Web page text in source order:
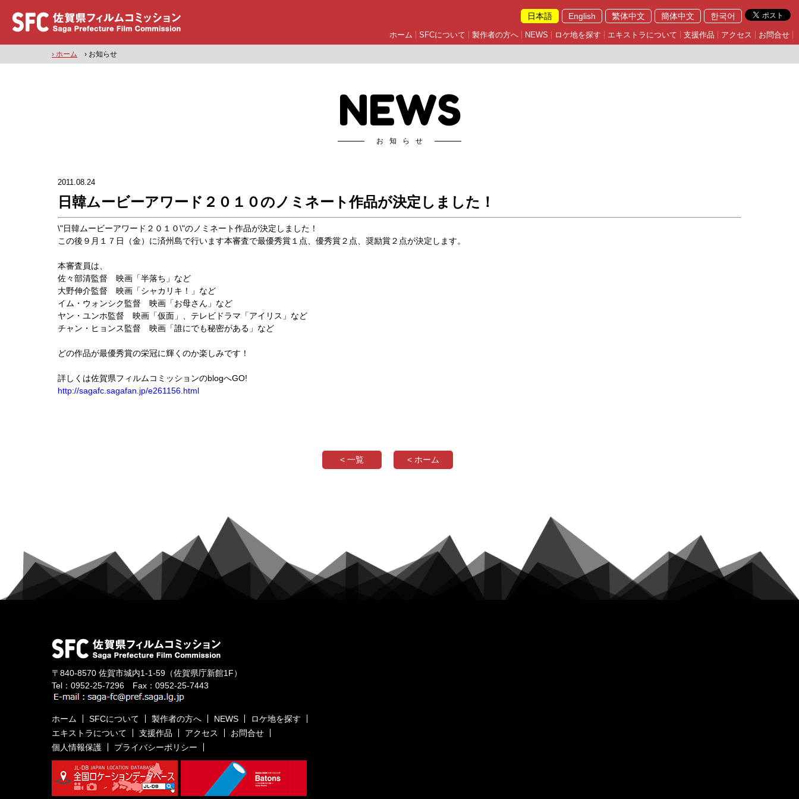
日本語 English 繁体中文 簡体中文 한국어
ホーム SFCについて 製作者の方へ NEWS ロケ地を探す エキストラについて 支援作品 アクセス お問合せ
› ホーム › お知らせ
NEWS
お知らせ
2011.08.24
日韓ムービーアワード２０１０のノミネート作品が決定しました！
\"日韓ムービーアワード２０１０\"のノミネート作品が決定しました！
この後９月１７日（金）に済州島で行います本審査で最優秀賞１点、優秀賞２点、奨励賞２点が決定します。
本審査員は、
佐々部清監督 映画「半落ち」など
大野伸介監督 映画「シャカリキ！」など
イム・ウォンシク監督 映画「お母さん」など
ヤン・ユンホ監督 映画「仮面」、テレビドラマ「アイリス」など
チャン・ヒョンス監督 映画「誰にでも秘密がある」など
どの作品が最優秀賞の栄冠に輝くのか楽しみです！
詳しくは佐賀県フィルムコミッションのblogへGO!
http://sagafc.sagafan.jp/e261156.html
< 一覧 < ホーム
〒840-8570 佐賀市城内1-1-59 （佐賀県庁新館1F）
Tel： 0952-25-7296 Fax：0952-25-7443
ホーム SFCについて 製作者の方へ NEWS
ロケ地を探す
エキストラについて
支援作品 アクセス
お問合せ
個人情報保護
プライバシーポリシー